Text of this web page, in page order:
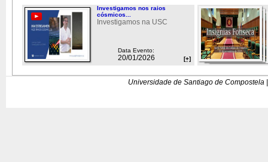
Investigamos nos raios
cósmicos...
Investigamos na USC
Data Evento:
20/01/2026 [+]
Universidade de Santiago de